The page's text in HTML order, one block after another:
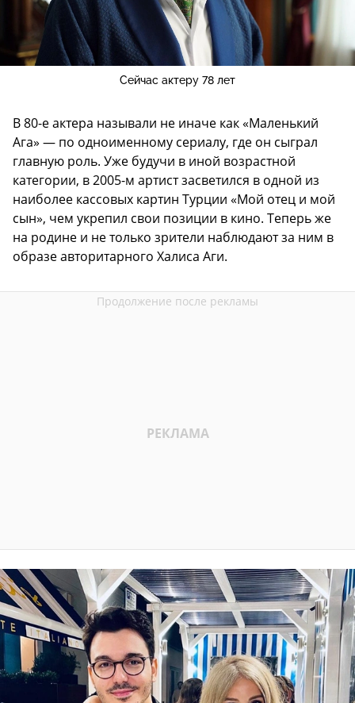
Сейчас актеру 78 лет
В 80-е актера называли не иначе как «Маленький
Ага» — по одноименному сериалу, где он сыграл
главную роль. Уже будучи в иной возрастной
категории, в 2005-м артист засветился в одной из
наиболее кассовых картин Турции «Мой отец и мой
сын», чем укрепил свои позиции в кино. Теперь же
на родине и не только зрители наблюдают за ним в
образе авторитарного Халиса Аги.